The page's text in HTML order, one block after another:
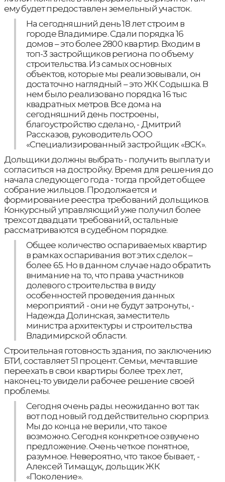
ему будет предоставлен земельный участок.
На сегодняшний день 18 лет строим в
городе Владимире. Сдали порядка 16
домов – это более 2800 квартир. Входим в
топ-3 застройщиков региона по объему
строительства. Из самых основных
объектов, которые мы реализовывали, он
достаточно наглядный – это ЖК Содышка. В
нем было реализовано порядка 16 тыс
квадратных метров. Все дома на
сегодняшний день построены,
благоустройство сделано, - Дмитрий
Рассказов, руководитель ООО
«Специализированный застройщик «ВСК».
Дольщики должны выбрать - получить выплату и
согласиться на достройку. Время для решения до
начала следующего года - тогда пройдет общее
собрание жильцов. Продолжается и
формирование реестра требований дольщиков.
Конкурсный управляющий уже получил более
трехсот двадцати требований, остальные
рассматриваются в судебном порядке.
Общее количество оспариваемых квартир
в рамках оспаривания вот этих сделок –
более 65. Но в данном случае надо обратить
внимание на то, что права участников
долевого строительства в виду
особенностей проведения данных
мероприятий - они не будут затронуты, -
Надежда Долинская, заместитель
министра архитектуры и строительства
Владимирской области.
Строительная готовность здания, по заключению
БТИ, составляет 51 процент. Семьи, мечтавшие
переехать в свои квартиры более трех лет,
наконец-то увидели рабочее решение своей
проблемы.
Сегодня очень рады. неожиданно вот так
вот под новый год действительно сюрприз.
Мы до конца не верили, что такое
возможно. Сегодня конкретное озвучено
предложение. Очень четкое понятное,
разумное. Невероятно, что такое бывает, -
Алексей Тимащук, дольщик ЖК
«Поколение».